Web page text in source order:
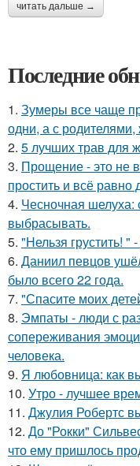
читать дальше →
Последние
1. Зумеры все чаще
одни, а с
2. 5 лучших трав для
3. Прощение - это не
простить и всё
4. Чесночная шелуха:
выбрасывать.
5. "Нельзя грустить!
6. Даниил певцов
было всего 22 года.
7. "Спасите моих
8. Эмпаты - люди с
сопереживания
человека.
9. Я любовница: как
10. Утро - лучшее
11. Джулия Робертс
12. До "Рокки"
что ему пришлось